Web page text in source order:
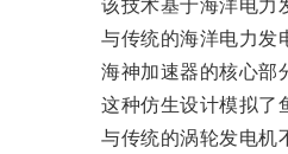
该技术基于海洋电力发
与传统的海洋电力发电
海神加速器的核心部分
这种仿生设计模拟了鱼
与传统的涡轮发电机不